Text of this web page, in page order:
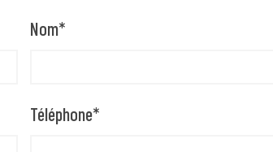
Nom*
Téléphone*